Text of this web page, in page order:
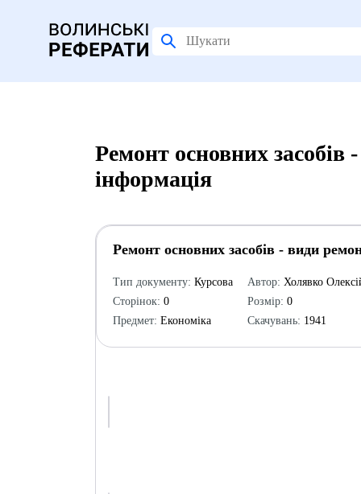
Ремонт основних
інформація
Ремонт основних засобів - види
Тип документу: Курсова
Сторінок: 0
Предмет: Економіка
Автор: Холявко
Розмір: 0
Скачувань: 1941